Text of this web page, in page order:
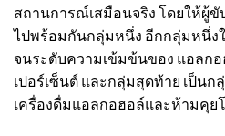
สถานการณ์เสมือนจริง โดยให้ผู้
ไปพร้อมกันกลุ่มหนึ่ง อีกกลุ่มหนึ่ง
จนระดับความเข้มข้นของ แอลกอ
เปอร์เซ็นต์ และกลุ่มสุดท้าย เป็น
เครื่องดื่มแอลกอฮอล์และห้ามคุย